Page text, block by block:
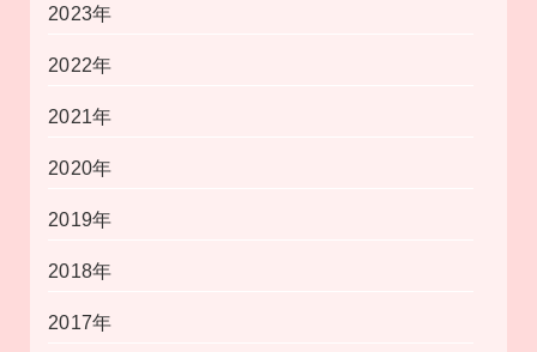
2023年
2022年
2021年
2020年
2019年
2018年
2017年